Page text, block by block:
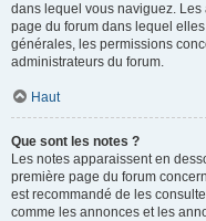
dans lequel vous naviguez.
page du forum dans lequel
générales, les permissions
administrateurs du forum.
Haut
Que sont les notes ?
Les notes apparaissent en
première page du forum
est recommandé de les
comme les annonces et les